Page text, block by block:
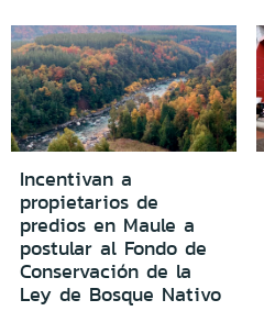
Incentivan a
propietarios de
predios en Maule a
postular al Fondo de
Conservación de la
Ley de Bosque Nativo